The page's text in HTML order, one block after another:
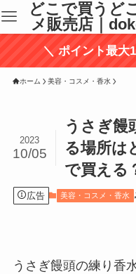
どこで買うど
メ販売店｜
＼ ポイント最大
ホーム 美容・コスメ・香水
うさぎ饅
る場所は
で買える
2023
10/05
広告 美容・コスメ・香水
うさぎ饅頭の練り香水